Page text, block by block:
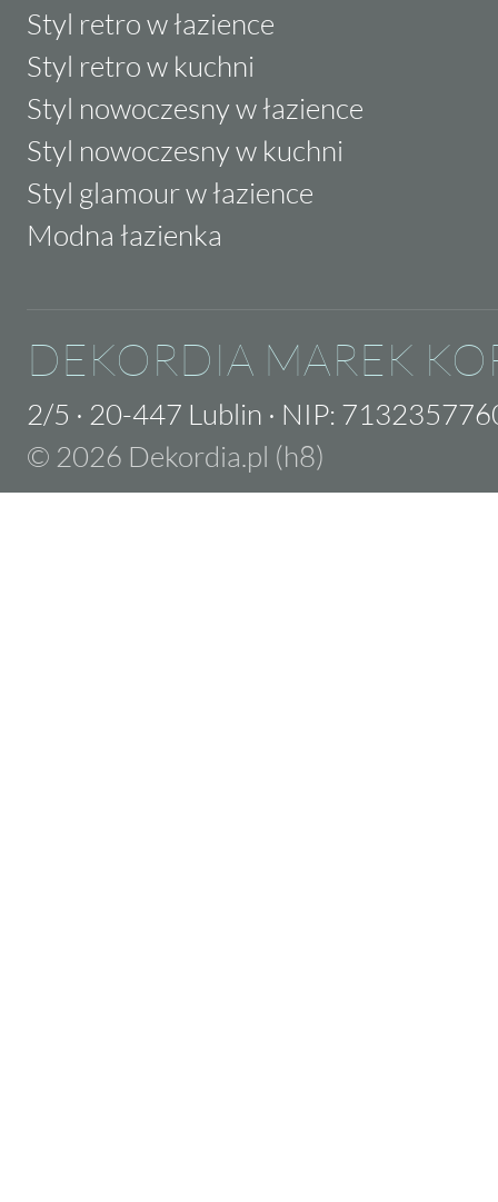
Styl retro w łazience
Styl retro w kuchni
Styl nowoczesny w łazience
Styl nowoczesny w kuchni
Styl glamour w łazience
Modna łazienka
DEKORDIA MAREK
2/5 · 20-447 Lublin · NIP:
© 2026 Dekordia.pl (h8)